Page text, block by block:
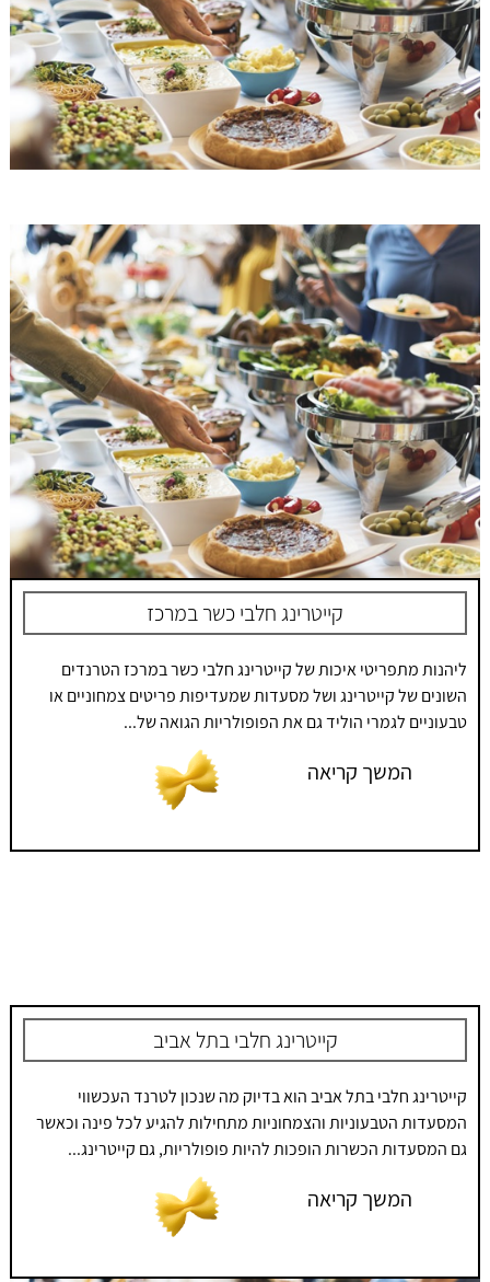
קייטרינג חלבי כשר במרכז
ליהנות מתפריטי איכות של קייטרינג חלבי כשר במרכז הטרנדים
השונים של קייטרינג ושל מסעדות שמעדיפות פריטים צמחוניים או
טבעוניים לגמרי הוליד גם את הפופולריות הגואה של...
המשך קריאה
קייטרינג חלבי בתל אביב
קייטרינג חלבי בתל אביב הוא בדיוק מה שנכון לטרנד העכשווי
המסעדות הטבעוניות והצמחוניות מתחילות להגיע לכל פינה וכאשר
גם המסעדות הכשרות הופכות להיות פופולריות, גם קייטרינג...
המשך קריאה